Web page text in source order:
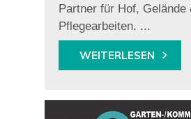
Partner für Hof, Gelände
Pflegearbeiten. ...
WEITERLESEN